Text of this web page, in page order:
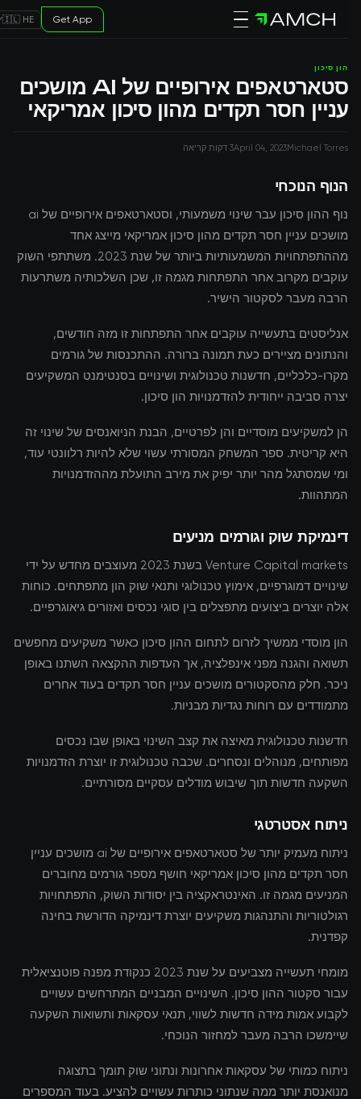
🇮🇱 HE Get App
הון סיכון
סטארטאפים אירופיים של AI מושכים
עניין חסר תקדים מהון סיכון אמריקאי
Michael Torres
April 04, 20233 דקות קריאה
הנוף הנוכחי
נוף ההון סיכון עבר שינוי משמעותי, וסטארטאפים אירופיים של ai
מושכים עניין חסר תקדים מהון סיכון אמריקאי מייצג אחד
מההתפתחויות המשמעותיות ביותר של שנת 2023. משתתפי השוק
עוקבים מקרוב אחר התפתחות מגמה זו, שכן השלכותיה משתרעות
הרבה מעבר לסקטור הישיר.
אנליסטים בתעשייה עוקבים אחר התפתחות זו מזה חודשים,
והנתונים מציירים כעת תמונה ברורה. ההתכנסות של גורמים
מקרו-כלכליים, חדשנות טכנולוגית ושינויים בסנטימנט המשקיעים
יצרה סביבה ייחודית להזדמנויות הון סיכון.
הן למשקיעים מוסדיים והן לפרטיים, הבנת הניואנסים של שינוי זה
היא קריטית. ספר המשחק המסורתי עשוי שלא להיות רלוונטי עוד,
ומי שמסתגל מהר יותר יפיק את מירב התועלת מההזדמנויות
המתהוות.
דינמיקת שוק וגורמים מניעים
Venture Capital markets בשנת 2023 מעוצבים מחדש על ידי
שינויים דמוגרפיים, אימוץ טכנולוגי ותנאי שוק הון מתפתחים. כוחות
אלה יוצרים ביצועים מתפצלים בין סוגי נכסים ואזורים גיאוגרפיים.
הון מוסדי ממשיך לזרום לתחום ההון סיכון כאשר משקיעים מחפשים
תשואה והגנה מפני אינפלציה, אך העדפות ההקצאה השתנו באופן
ניכר. חלק מהסקטורים מושכים עניין חסר תקדים בעוד אחרים
מתמודדים עם רוחות נגדיות מבניות.
חדשנות טכנולוגית מאיצה את קצב השינוי באופן שבו נכסים
מפותחים, מנוהלים ונסחרים. שכבה טכנולוגית זו יוצרת הזדמנויות
השקעה חדשות תוך שיבוש מודלים עסקיים מסורתיים.
ניתוח אסטרטגי
ניתוח מעמיק יותר של סטארטאפים אירופיים של ai מושכים עניין
חסר תקדים מהון סיכון אמריקאי חושף מספר גורמים מחוברים
המניעים מגמה זו. האינטראקציה בין יסודות השוק, התפתחויות
רגולטוריות והתנהגות משקיעים יוצרת דינמיקה הדורשת בחינה
קפדנית.
מומחי תעשייה מצביעים על שנת 2023 כנקודת מפנה פוטנציאלית
עבור סקטור ההון סיכון. השינויים המבניים המתרחשים עשויים
לקבוע אמות מידה חדשות לשווי, תנאי עסקאות ותשואות השקעה
שיימשכו הרבה מעבר למחזור הנוכחי.
ניתוח כמותי של עסקאות אחרונות ונתוני שוק תומך בתצוגה
מנואנסת יותר ממה שנתוני כותרות עשויים להציע. בעוד המספרים